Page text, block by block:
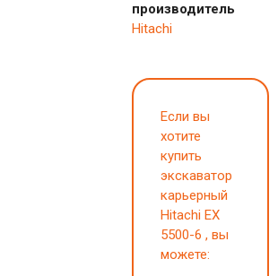
производитель
Hitachi
Если вы
хотите
купить
экскаватор
карьерный
Hitachi EX
5500-6 , вы
можете: